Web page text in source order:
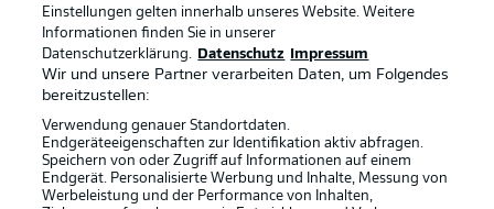
Broadcaster Kontakt
Jobs Impressum
Partner Spieler
Liveticker
Einstellungen gelten innerhalb unseres Website. Weitere
Informationen finden Sie in unserer
Datenschutzerklärung.
Datenschutz Impressum
Wir und unsere Partner verarbeiten Daten, um Folgendes
bereitzustellen:
Verwendung genauer Standortdaten.
Endgeräteeigenschaften zur Identifikation aktiv abfragen.
Speichern von oder Zugriff auf Informationen auf einem
Endgerät. Personalisierte Werbung und Inhalte, Messung von
Werbeleistung und der Performance von Inhalten,